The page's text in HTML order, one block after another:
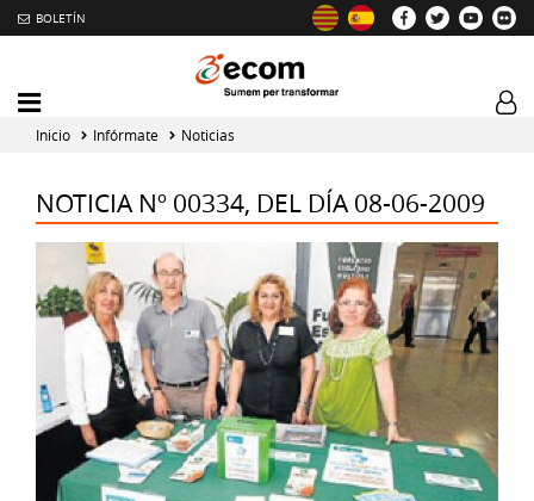
BOLETÍN
Intercambiador
del
menú
Inicio Infórmate Noticias
NOTICIA Nº 00334, DEL DÍA 08-06-2009